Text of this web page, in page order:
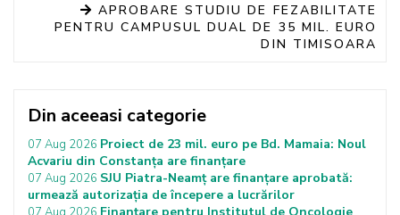
APROBARE STUDIU DE FEZABILITATE
PENTRU CAMPUSUL DUAL DE 35 MIL. EURO
DIN TIMISOARA
Din aceeasi categorie
07 Aug 2026 Proiect de 23 mil. euro pe Bd. Mamaia: Noul
Acvariu din Constanța are finanțare
07 Aug 2026 SJU Piatra-Neamț are finanțare aprobată:
urmează autorizația de începere a lucrărilor